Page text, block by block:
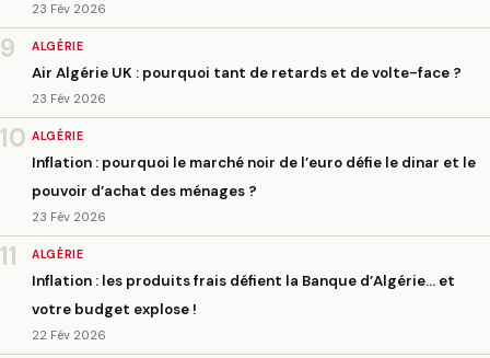
23 Fév 2026
9 ALGÉRIE
Air Algérie UK : pourquoi tant de retards et de volte-face ?
23 Fév 2026
10 ALGÉRIE
Inflation : pourquoi le marché noir de l’euro défie le dinar et le
pouvoir d’achat des ménages ?
23 Fév 2026
11 ALGÉRIE
Inflation : les produits frais défient la Banque d’Algérie… et
votre budget explose !
22 Fév 2026